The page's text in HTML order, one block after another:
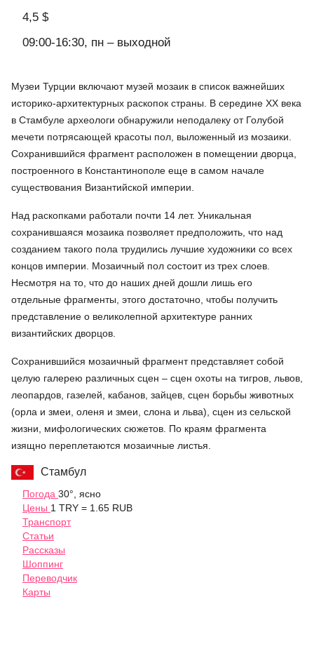
4,5 $
09:00-16:30, пн – выходной
Музеи Турции включают музей мозаик в список важнейших
историко-архитектурных раскопок страны. В середине XX века
в Стамбуле археологи обнаружили неподалеку от Голубой
мечети потрясающей красоты пол, выложенный из мозаики.
Сохранившийся фрагмент расположен в помещении дворца,
построенного в Константинополе еще в самом начале
существования Византийской империи.
Над раскопками работали почти 14 лет. Уникальная
сохранившаяся мозаика позволяет предположить, что над
созданием такого пола трудились лучшие художники со всех
концов империи. Мозаичный пол состоит из трех слоев.
Несмотря на то, что до наших дней дошли лишь его
отдельные фрагменты, этого достаточно, чтобы получить
представление о великолепной архитектуре ранних
византийских дворцов.
Сохранившийся мозаичный фрагмент представляет собой
целую галерею различных сцен – сцен охоты на тигров, львов,
леопардов, газелей, кабанов, зайцев, сцен борьбы животных
(орла и змеи, оленя и змеи, слона и льва), сцен из сельской
жизни, мифологических сюжетов. По краям фрагмента
изящно переплетаются мозаичные листья.
Стамбул
Погода 30°, ясно
Цены 1 TRY = 1.65 RUB
Транспорт
Статьи
Рассказы
Шоппинг
Переводчик
Карты